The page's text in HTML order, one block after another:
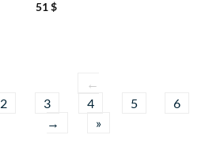
51$
←
2 3 4 5
6
→
»